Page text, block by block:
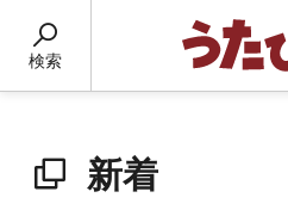
検索
新着